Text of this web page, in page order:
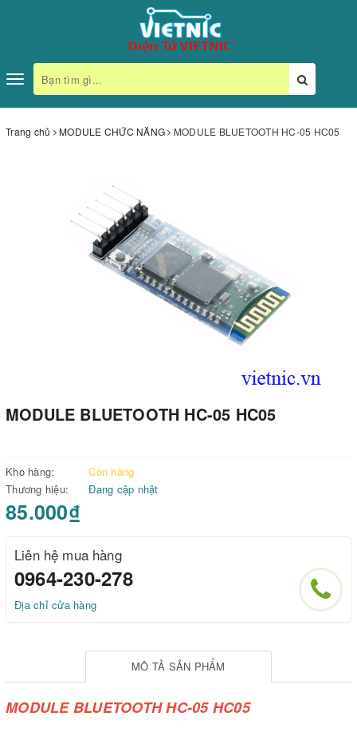
Toggle
navigation
Trang chủ MODULE CHỨC NĂNG MODULE BLUETOOTH HC-05 HC05
MODULE BLUETOOTH HC-05 HC05
Kho hàng:
Còn hàng
Thương hiệu:
Đang cập nhật
85.000₫
Liên hệ mua hàng
0964-230-278
Địa chỉ cửa hàng
MÔ TẢ SẢN PHẨM
MODULE BLUETOOTH HC-05 HC05